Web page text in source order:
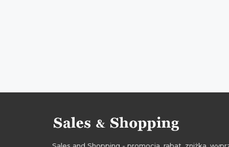
Sales and Shopping - promocja, rabat, zniżka,